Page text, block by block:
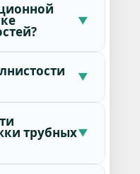
трубных